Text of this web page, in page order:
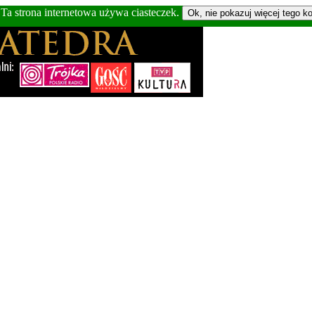
Ta strona internetowa używa ciasteczek.